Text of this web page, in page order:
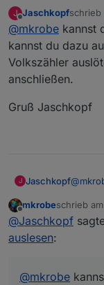
md=day
and
and
then
svars
if
and
and
svars
@
ich es
Das
Leser zu
J
Offline
Jaschkopfschrieb
zuletzt
@mkrobe kannst
kannst du dazu
Volkszähler
anschließen.
Gruß Jaschkopf
J Jaschkopf@
aus
an den
Gruß
Offline
mkrobeschrieb am
zuletzt
@Jaschkopf
auslesen:
@mkrobe